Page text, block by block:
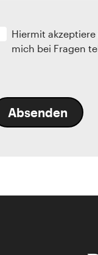
Hiermit
mich bei Fragen
Absenden